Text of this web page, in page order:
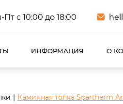
Пт с 10:00 до 18:00
ИНФОРМАЦИЯ О
Каминная топка Spartherm